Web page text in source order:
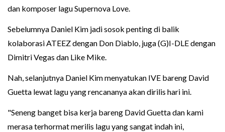
dan komposer lagu Supernova Love.
Sebelumnya Daniel Kim jadi sosok penting di balik
kolaborasi ATEEZ dengan Don Diablo, juga (G)I-DLE dengan
Dimitri Vegas dan Like Mike.
Nah, selanjutnya Daniel Kim menyatukan IVE bareng David
Guetta lewat lagu yang rencananya akan dirilis hari ini.
"Seneng banget bisa kerja bareng David Guetta dan kami
merasa terhormat merilis lagu yang sangat indah ini,